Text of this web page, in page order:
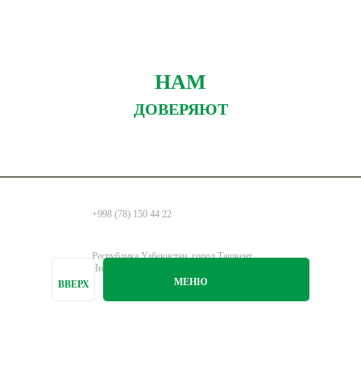
НАМ
ДОВЕРЯЮТ
+998 (78) 150 44 22
Республика Узбекистан, город Ташкент,
Янгихаётский район, улица Навруз 236А
ВВЕРХ МЕНЮ